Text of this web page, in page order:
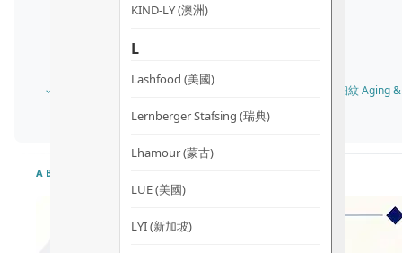
KIND-LY (澳洲)
L
Lashfood (美國)
Lernberger Stafsing (瑞典)
Lhamour (蒙古)
LUE (美國)
LYI (新加坡)
✓ 油性肌膚 Oily Skin · 混合性肌膚 Combination Skin · 衰老及細紋 Aging
ABOUT